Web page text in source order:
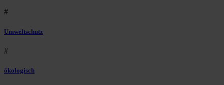
#
Umweltschutz
#
ökologisch